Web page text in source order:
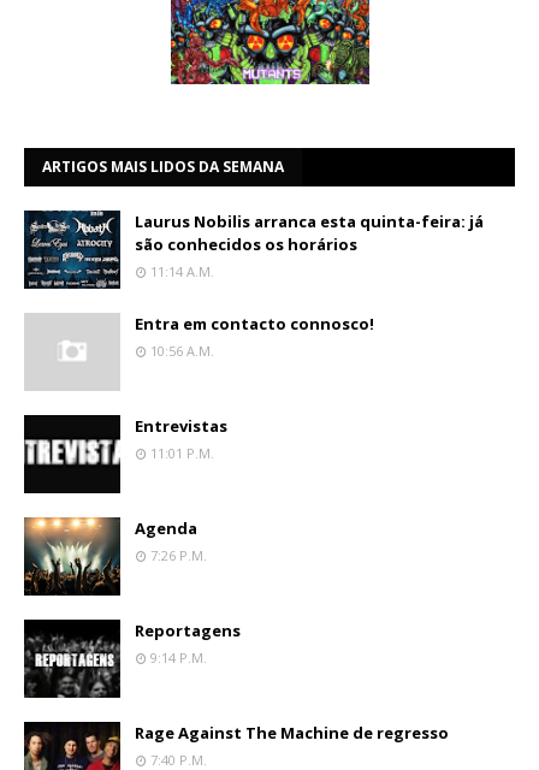
ARTIGOS MAIS LIDOS DA SEMANA
Laurus Nobilis arranca esta quinta-feira: já
são conhecidos os horários
11:14 A.m.
Entra em contacto connosco!
10:56 A.m.
Entrevistas
11:01 P.m.
Agenda
7:26 P.m.
Reportagens
9:14 P.m.
Rage Against The Machine de regresso
7:40 P.m.